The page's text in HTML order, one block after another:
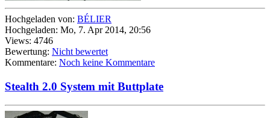
Hochgeladen von: BÉLIER
Hochgeladen: Mo, 7. Apr 2014, 20:56
Views: 4746
Bewertung: Nicht bewertet
Kommentare: Noch keine Kommentare
Stealth 2.0 System mit Buttplate